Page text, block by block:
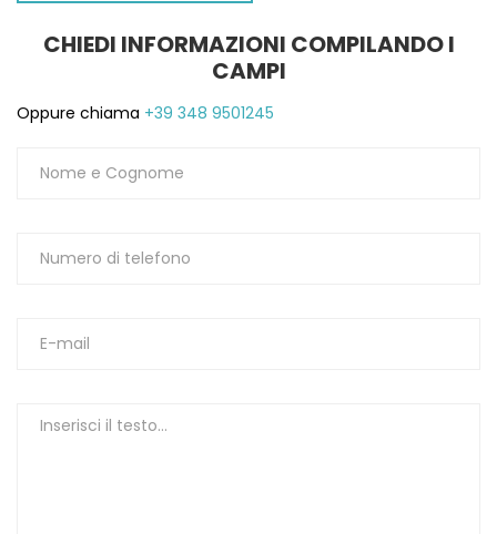
CHIEDI INFORMAZIONI COMPILANDO I
CAMPI
Oppure chiama +39 348 9501245